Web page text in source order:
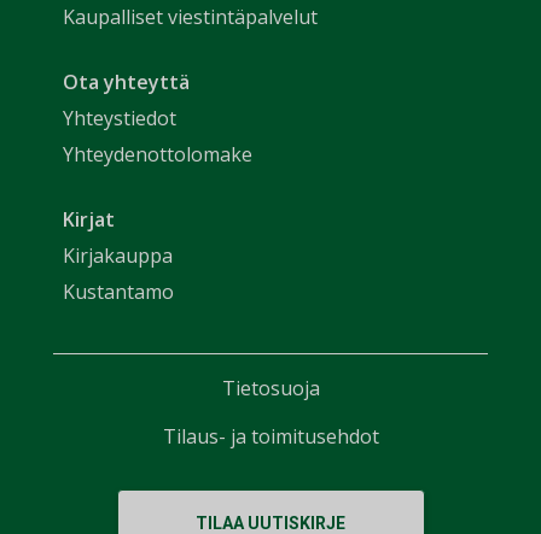
Kaupalliset viestintäpalvelut
Ota yhteyttä
Yhteystiedot
Yhteydenottolomake
Kirjat
Kirjakauppa
Kustantamo
TILAA UUTISKIRJE
Tietosuoja
Tilaus- ja toimitusehdot